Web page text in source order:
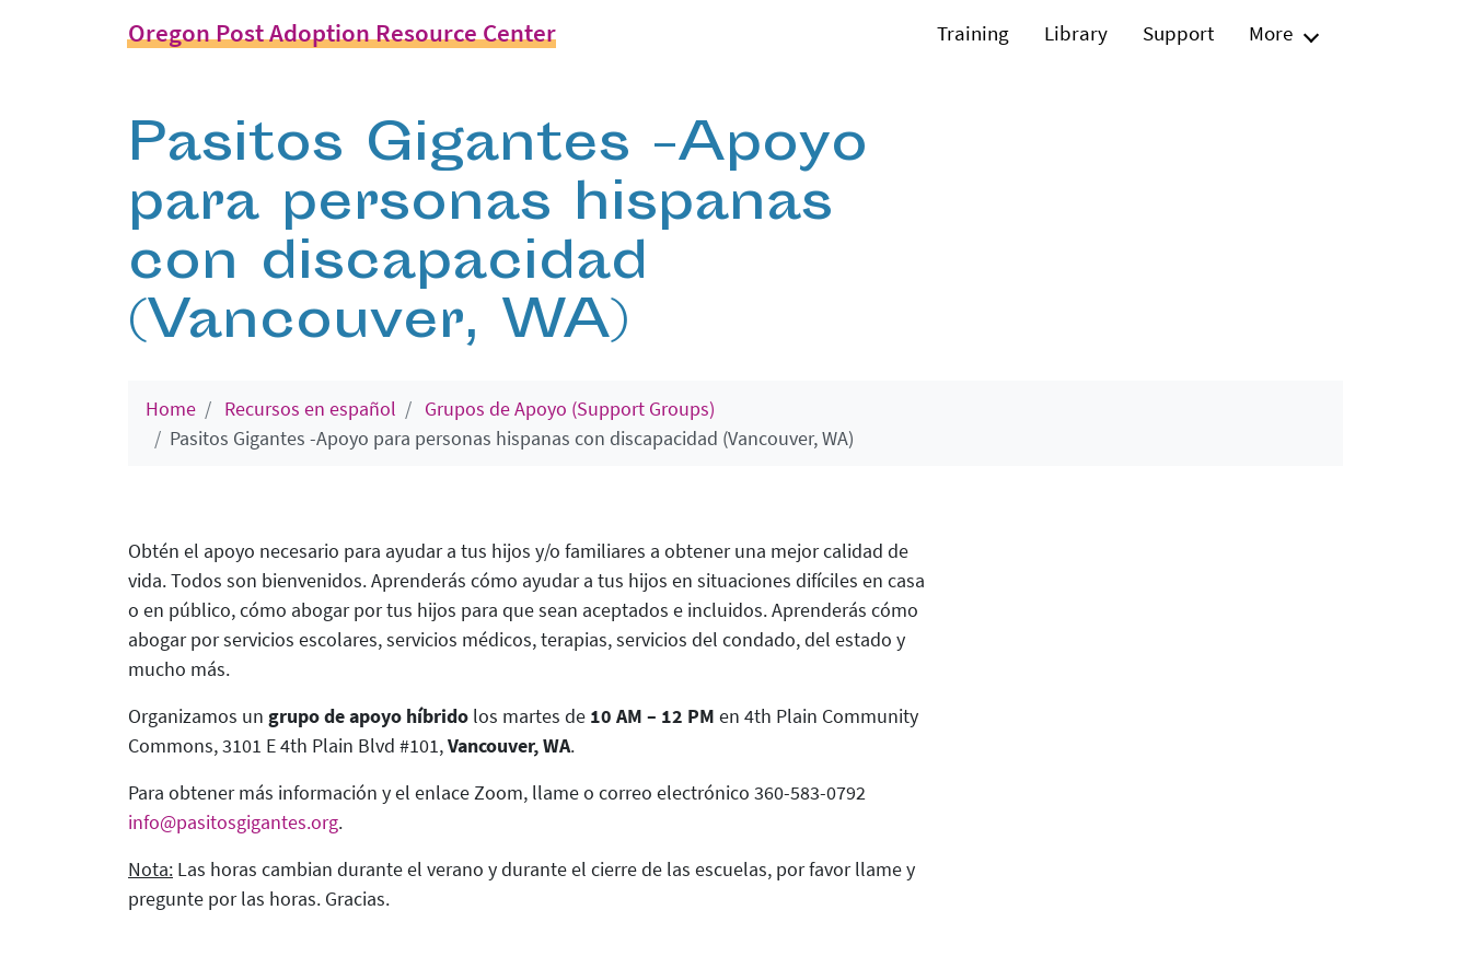
Oregon Post Adoption Resource Center Training Library Support More
Pasitos Gigantes -Apoyo
para personas hispanas
con discapacidad
(Vancouver, WA)
Home Recursos en español
Grupos de Apoyo (Support Groups)
Pasitos Gigantes -Apoyo para personas hispanas con discapacidad (Vancouver, WA)
Obtén el apoyo necesario para ayudar a tus hijos y/o familiares a obtener una mejor calidad de
vida. Todos son bienvenidos. Aprenderás cómo ayudar a tus hijos en situaciones difíciles en casa
o en público, cómo abogar por tus hijos para que sean aceptados e incluidos. Aprenderás cómo
abogar por servicios escolares, servicios médicos, terapias, servicios del condado, del estado y
mucho más.
Organizamos un grupo de apoyo híbrido los martes de 10 AM – 12 PM en 4th Plain Community
Commons, 3101 E 4th Plain Blvd #101,Vancouver, WA.
Para obtener más información y el enlace Zoom, llame o correo electrónico 360-583-0792
info@pasitosgigantes.org.
Nota: Las horas cambian durante el verano y durante el cierre de las escuelas, por favor llame y
pregunte por las horas. Gracias.